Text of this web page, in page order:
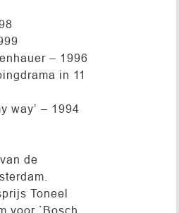
– 1996
in 11
way’ – 1994
de
Toneel
voor `Bosch